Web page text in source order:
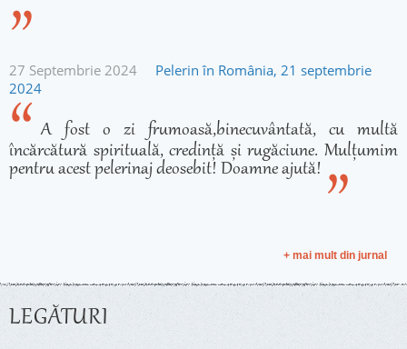
27 Septembrie 2024
Pelerin în România, 21 septembrie
2024
A fost o zi frumoasă,binecuvântată, cu multă
încărcătură spirituală, credință și rugăciune. Mulțumim
pentru acest pelerinaj deosebit! Doamne ajută!
+ mai mult din jurnal
LEGĂTURI